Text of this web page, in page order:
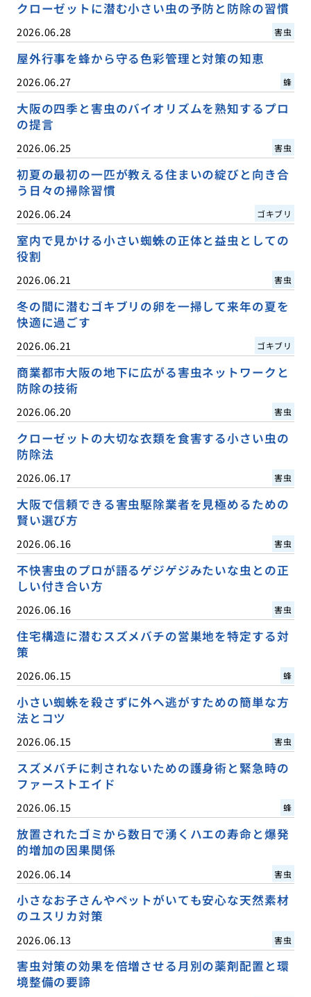
クローゼットに潜む小さい虫の予防と防除の習慣
2026.06.28 害虫
屋外行事を蜂から守る色彩管理と対策の知恵
2026.06.27 蜂
大阪の四季と害虫のバイオリズムを熟知するプロ
の提言
2026.06.25 害虫
初夏の最初の一匹が教える住まいの綻びと向き合
う日々の掃除習慣
2026.06.24 ゴキブリ
室内で見かける小さい蜘蛛の正体と益虫としての
役割
2026.06.21 害虫
冬の間に潜むゴキブリの卵を一掃して来年の夏を
快適に過ごす
2026.06.21 ゴキブリ
商業都市大阪の地下に広がる害虫ネットワークと
防除の技術
2026.06.20 害虫
クローゼットの大切な衣類を食害する小さい虫の
防除法
2026.06.17 害虫
大阪で信頼できる害虫駆除業者を見極めるための
賢い選び方
2026.06.16 害虫
不快害虫のプロが語るゲジゲジみたいな虫との正
しい付き合い方
2026.06.16 害虫
住宅構造に潜むスズメバチの営巣地を特定する対
策
2026.06.15 蜂
小さい蜘蛛を殺さずに外へ逃がすための簡単な方
法とコツ
2026.06.15 害虫
スズメバチに刺されないための護身術と緊急時の
ファーストエイド
2026.06.15 蜂
放置されたゴミから数日で湧くハエの寿命と爆発
的増加の因果関係
2026.06.14 害虫
小さなお子さんやペットがいても安心な天然素材
のユスリカ対策
2026.06.13 害虫
害虫対策の効果を倍増させる月別の薬剤配置と環
境整備の要諦